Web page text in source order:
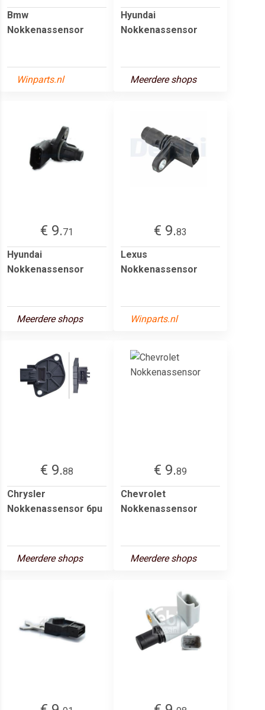
Bmw
Nokkenassensor
Winparts.nl
Hyundai
Nokkenassensor
Meerdere shops
€ 9.71
Hyundai
Nokkenassensor
Meerdere shops
€ 9.83
Lexus
Nokkenassensor
Winparts.nl
€ 9.88
Chrysler
Nokkenassensor 6pu
Meerdere shops
€ 9.89
Chevrolet
Nokkenassensor
Meerdere shops